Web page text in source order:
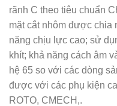
rãnh C theo tiêu chuẩn
mặt cắt nhôm được chia
năng chịu lực cao; sử
khít; khả năng cách âm
hệ 65 so với các dòng
được với các phụ kiện
ROTO, CMECH,.